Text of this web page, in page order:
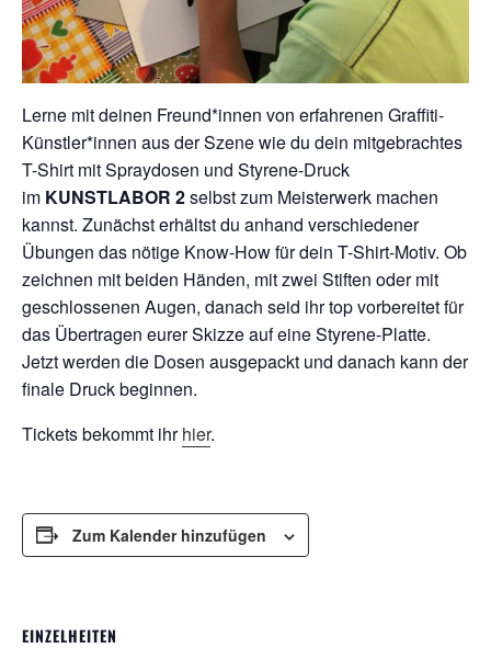
Lerne mit deinen Freund*innen von erfahrenen Graffiti-
Künstler*innen aus der Szene wie du dein mitgebrachtes
T-Shirt mit Spraydosen und Styrene-Druck
im KUNSTLABOR 2selbst zum Meisterwerk machen
kannst. Zunächst erhältst du anhand verschiedener
Übungen das nötige Know-How für dein T-Shirt-Motiv. Ob
zeichnen mit beiden Händen, mit zwei Stiften oder mit
geschlossenen Augen, danach seid ihr top vorbereitet für
das Übertragen eurer Skizze auf eine Styrene-Platte.
Jetzt werden die Dosen ausgepackt und danach kann der
finale Druck beginnen.
Tickets bekommt ihrhier.
Zum Kalender hinzufügen
EINZELHEITEN